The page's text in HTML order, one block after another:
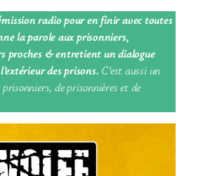
radio pour en finir avec toutes
la parole aux prisonniers,
proches & entretient un dialogue
des prisons. C’est aussi un
prisonniers, de prisonnières et de